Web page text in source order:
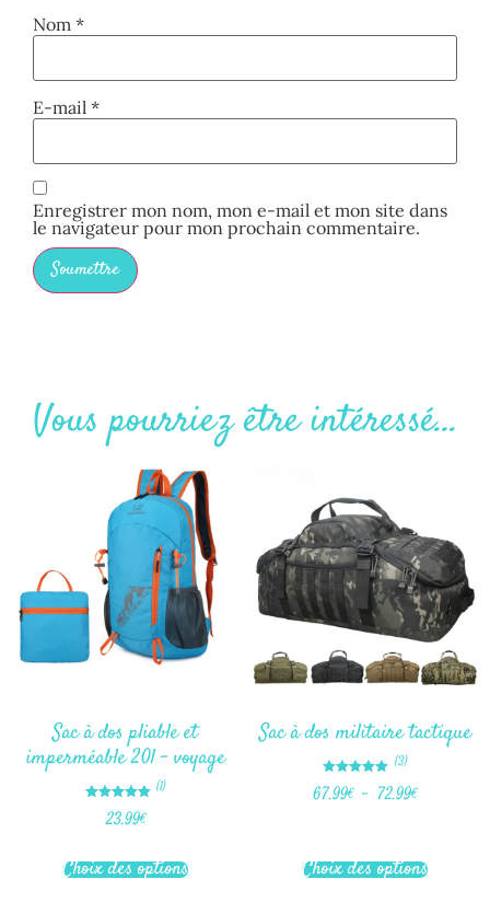
Nom *
E-mail *
Enregistrer mon nom, mon e-mail et mon site dans
le navigateur pour mon prochain commentaire.
Vous pourriez être intéressé...
Sac à dos pliable et
imperméable 20l – voyage
Note
5.00
(1)
23.99€
Choix des options
Sac à dos militaire tactique
Note
5.00
(3)
67.99€ – 72.99€
Choix des options